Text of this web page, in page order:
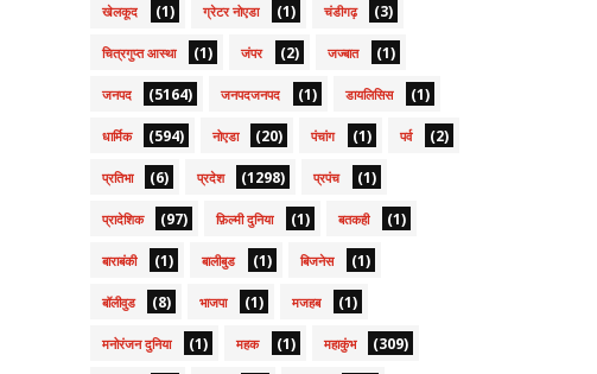
खेलकूद (1) ग्रेटर नोएडा (1) चंडीगढ़ (3)
चित्रगुप्त आस्था (1) जंपर (2) जज्बात (1)
जनपद (5164) जनपदजनपद (1) डायलिसिस (1)
धार्मिक (594) नोएडा (20) पंचांग (1) पर्व (2)
प्रतिभा (6) प्रदेश (1298) प्रपंच (1)
प्रादेशिक (97) फ़िल्मी दुनिया (1) बतकही (1)
बाराबंकी (1) बालीबुड (1) बिजनेस (1)
बॉलीवुड (8) भाजपा (1) मजहब (1)
मनोरंजन दुनिया (1) महक (1) महाकुंभ (309)